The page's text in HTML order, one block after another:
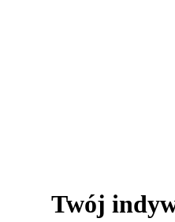
Twój